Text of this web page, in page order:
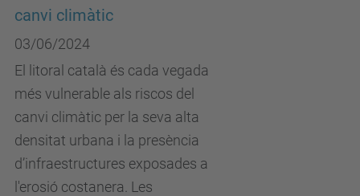
canvi climàtic
03/06/2024
El litoral català és cada vegada
més vulnerable als riscos del
canvi climàtic per la seva alta
densitat urbana i la presència
d’infraestructures exposades a
l'erosió costanera. Les